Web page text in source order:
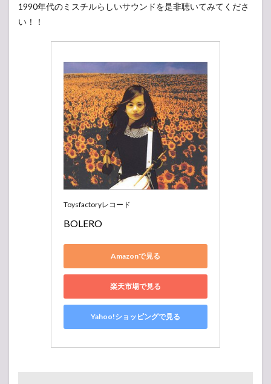
1990年代のミスチルらしいサウンドを是非聴いてみてくださ
い！！
Toysfactoryレコード
BOLERO
Amazonで見る
楽天市場で見る
Yahoo!ショッピングで見る